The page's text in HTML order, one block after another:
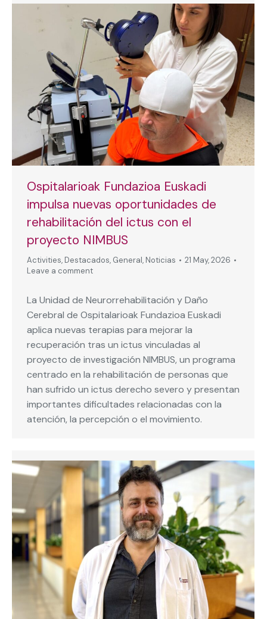
Ospitalarioak Fundazioa Euskadi
impulsa nuevas oportunidades de
rehabilitación del ictus con el
proyecto NIMBUS
Activities, Destacados, General, Noticias
21 May, 2026
Leave a comment
La Unidad de Neurorrehabilitación y Daño
Cerebral de Ospitalarioak Fundazioa Euskadi
aplica nuevas terapias para mejorar la
recuperación tras un ictus vinculadas al
proyecto de investigación NIMBUS, un programa
centrado en la rehabilitación de personas que
han sufrido un ictus derecho severo y presentan
importantes dificultades relacionadas con la
atención, la percepción o el movimiento.